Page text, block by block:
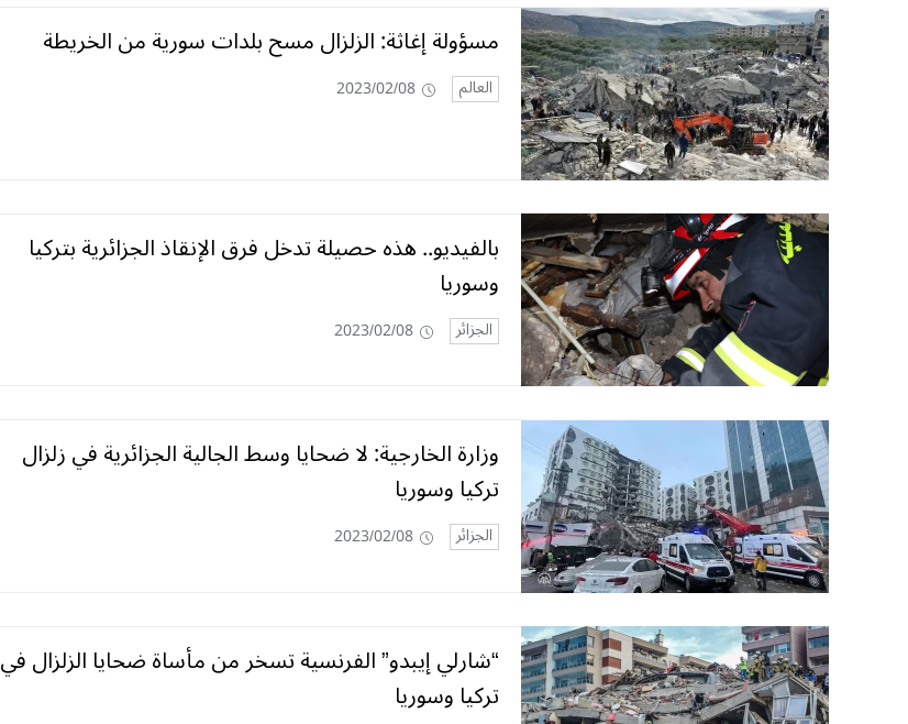
مسؤولة إغاثة: الزلزال مسح بلدات سورية من الخريطة
العالم 2023/02/08
بالفيديو.. هذه حصيلة تدخل فرق الإنقاذ الجزائرية بتركيا
وسوريا
الجزائر 2023/02/08
وزارة الخارجية: لا ضحايا وسط الجالية الجزائرية في زلزال
تركيا وسوريا
الجزائر 2023/02/08
“شارلي إيبدو” الفرنسية تسخر من مأساة ضحايا الزلزال في
تركيا وسوريا